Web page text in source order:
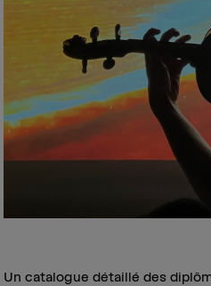
Un catalogue détaillé des